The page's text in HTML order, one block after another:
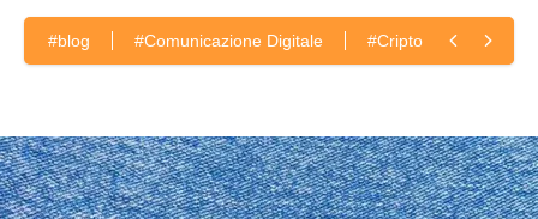
#blog #Comunicazione Digitale #Cripto Currency